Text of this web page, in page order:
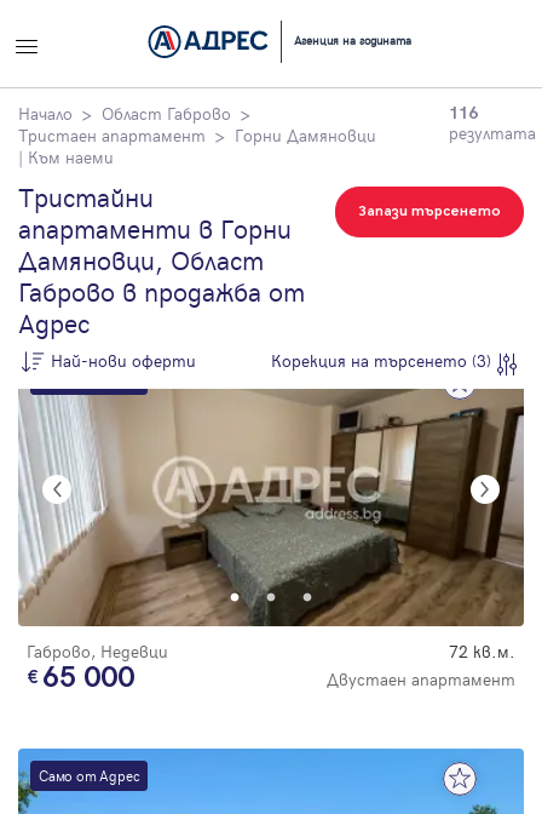
Агенция на годината
Начало Резултати от търсене
Начало
Област Габрово
Тристаен апартамент
Горни Дамяновци
| Към наеми
116
резултата
Тристайни
апартаменти в Горни
Дамяновци, Област
Габрово в продажба от
Адрес
Запази търсенето
Най-нови оферти
По цена
Най-нови
оферти
Цена на кв.м.
С намалена
цена
Корекция на търсенето (3)
Габрово, Недевци 72 кв.м.
65 000 Двустаен апартамент
Само от Адрес
Успех!
Благодарим ви!
Проверете имейл
адрес си, за да
регистрацията.
Успех!
Благодарим ви!
Очаквайте скоро да
се свържем с вас!
Вход
Влезте с профила си, за да разгледате повече снимки и да
получите по-подробна информация.
Продължи с Facebook
Продължи с Google
Имейл
Парола